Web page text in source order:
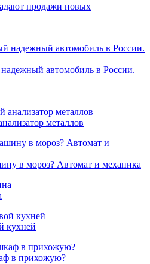
продажи новых
автомобиль в России.
металлов
в мороз? Автомат и механика
кухней
в прихожую?